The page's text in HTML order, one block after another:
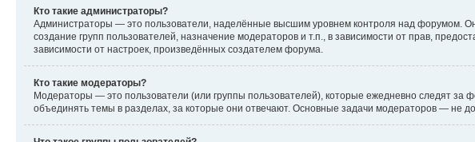
Кто такие администраторы?
Администраторы — это пользователи, наделённые высшим уровнем контроля над форумом.
создание групп пользователей, назначение модераторов и т.п., в зависимости от прав,
зависимости от настроек, произведённых создателем форума.
Кто такие модераторы?
Модераторы — это пользователи (или группы пользователей), которые ежедневно следят
объединять темы в разделах, за которые они отвечают. Основные задачи модераторов — не